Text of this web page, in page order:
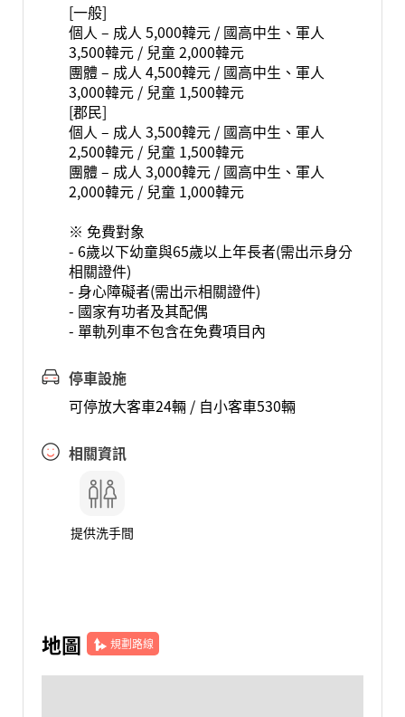
[一般]
個人 – 成人 5,000韓元 / 國高中生、軍人
3,500韓元 / 兒童 2,000韓元
團體 – 成人 4,500韓元 / 國高中生、軍人
3,000韓元 / 兒童 1,500韓元
[郡民]
個人 – 成人 3,500韓元 / 國高中生、軍人
2,500韓元 / 兒童 1,500韓元
團體 – 成人 3,000韓元 / 國高中生、軍人
2,000韓元 / 兒童 1,000韓元
※ 免費對象
- 6歲以下幼童與65歲以上年長者(需出示身分
相關證件)
- 身心障礙者(需出示相關證件)
- 國家有功者及其配偶
- 單軌列車不包含在免費項目內
停車設施
可停放大客車24輛 / 自小客車530輛
相關資訊
提供洗手間
地圖 規劃路線